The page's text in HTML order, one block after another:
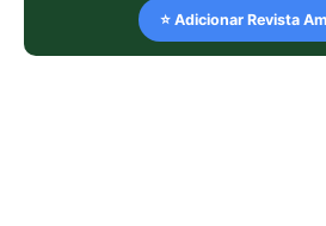
⭐ Adicionar Revista